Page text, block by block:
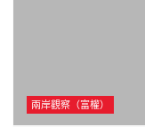
兩岸觀察（富權）